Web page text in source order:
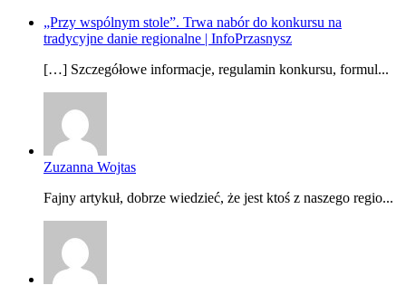
„Przy wspólnym stole”. Trwa nabór do konkursu na
tradycyjne danie regionalne | InfoPrzasnysz
[…] Szczegółowe informacje, regulamin konkursu, formul...
Zuzanna Wojtas
Fajny artykuł, dobrze wiedzieć, że jest ktoś z naszego regio...